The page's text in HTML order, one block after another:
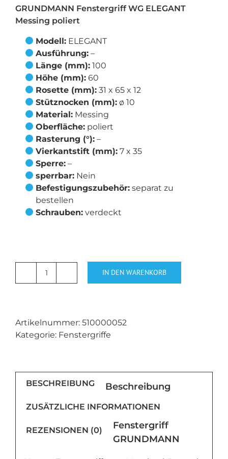
GRUNDMANN Fenstergriff WG ELEGANT
Messing poliert
Modell: ELEGANT
Ausführung: –
Länge (mm): 100
Höhe (mm): 60
Rosette (mm): 31 x 65 x 12
Stütznocken (mm): ø 10
Material: Messing
Oberfläche: poliert
Rasterung (°): –
Vierkantstift (mm): 7 x 35
Sperre: –
sperrbar: Nein
Befestigungszubehör: separat zu
bestellen
Schrauben: verdeckt
GRUNDMANN
Messing
poliert
IN DEN WARENKORB
Artikelnummer: 510000052
Kategorie: Fenstergriffe
BESCHREIBUNG
ZUSÄTZLICHE INFORMATIONEN
REZENSIONEN (0)
Beschreibung
Fenstergriff
GRUNDMANN